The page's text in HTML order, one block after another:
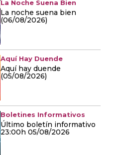
La Noche Suena Bien
La noche suena bien
(06/08/2026)
Aquí Hay Duende
Aquí hay duende
(05/08/2026)
Boletines Informativos
Último boletín informativo
23:00h 05/08/2026